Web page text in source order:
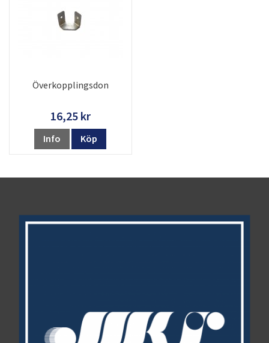
Överkopplingsdon
16,25 kr
Info Köp